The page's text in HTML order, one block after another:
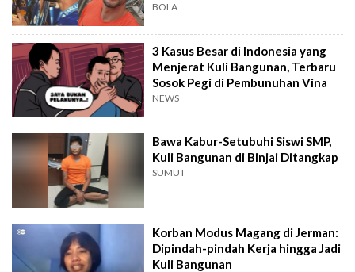
BOLA
3 Kasus Besar di Indonesia yang
Menjerat Kuli Bangunan, Terbaru
Sosok Pegi di Pembunuhan Vina
NEWS
Bawa Kabur-Setubuhi Siswi SMP,
Kuli Bangunan di Binjai Ditangkap
SUMUT
Korban Modus Magang di Jerman:
Dipindah-pindah Kerja hingga Jadi
Kuli Bangunan